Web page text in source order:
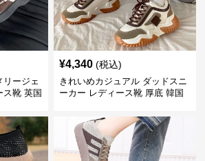
リージェ
ス靴 英国
プス
¥4,340 (税込)
きれいめカジュアル ダッドスニ
ーカー レディース靴 厚底 韓国
美脚 スポーティー